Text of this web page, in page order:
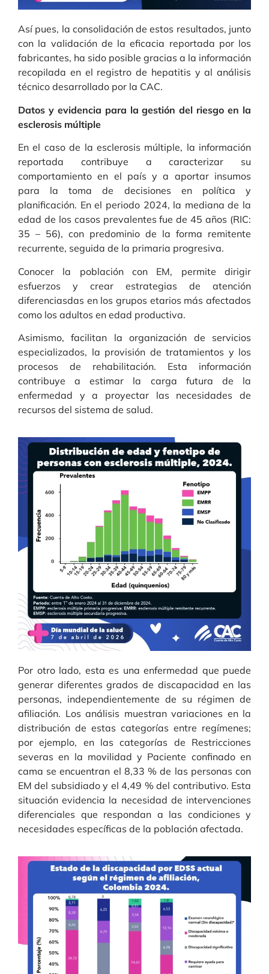
Así pues, la consolidación de estos resultados, junto
con la validación de la eficacia reportada por los
fabricantes, ha sido posible gracias a la información
recopilada en el registro de hepatitis y al análisis
técnico desarrollado por la CAC.
Datos y evidencia para la gestión del riesgo en la
esclerosis múltiple
En el caso de la esclerosis múltiple, la información
reportada contribuye a caracterizar su
comportamiento en el país y a aportar insumos
para la toma de decisiones en política y
planificación. En el periodo 2024, la mediana de la
edad de los casos prevalentes fue de 45 años (RIC:
35 – 56), con predominio de la forma remitente
recurrente, seguida de la primaria progresiva.
Conocer la población con EM, permite dirigir
esfuerzos y crear estrategias de atención
diferenciasdas en los grupos etarios más afectados
como los adultos en edad productiva.
Asimismo, facilitan la organización de servicios
especializados, la provisión de tratamientos y los
procesos de rehabilitación. Esta información
contribuye a estimar la carga futura de la
enfermedad y a proyectar las necesidades de
recursos del sistema de salud.
Por otro lado, esta es una enfermedad que puede
generar diferentes grados de discapacidad en las
personas, independientemente de su régimen de
afiliación. Los análisis muestran variaciones en la
distribución de estas categorías entre regímenes;
por ejemplo, en las categorías de Restricciones
severas en la movilidad y Paciente confinado en
cama se encuentran el 8,33 % de las personas con
EM del subsidiado y el 4,49 % del contributivo. Esta
situación evidencia la necesidad de intervenciones
diferenciales que respondan a las condiciones y
necesidades específicas de la población afectada.